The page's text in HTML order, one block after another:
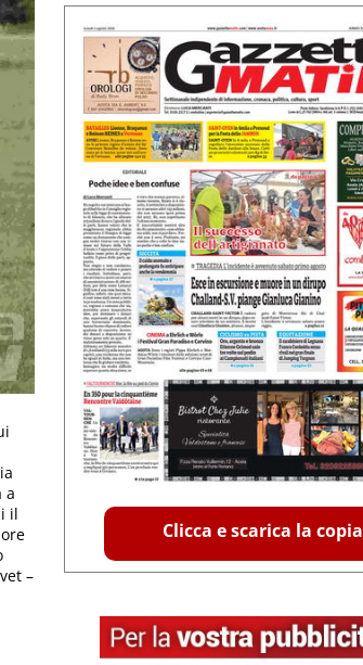
a
il
–
Clicca e scarica la copia